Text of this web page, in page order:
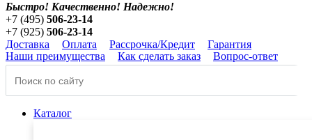
Быстро! Качественно! Надежно!
+7 (495) 506-23-14
+7 (925) 506-23-14
Доставка
Оплата Рассрочка/Кредит
Гарантия
Наши преимущества
Как сделать заказ Вопрос-ответ
Каталог